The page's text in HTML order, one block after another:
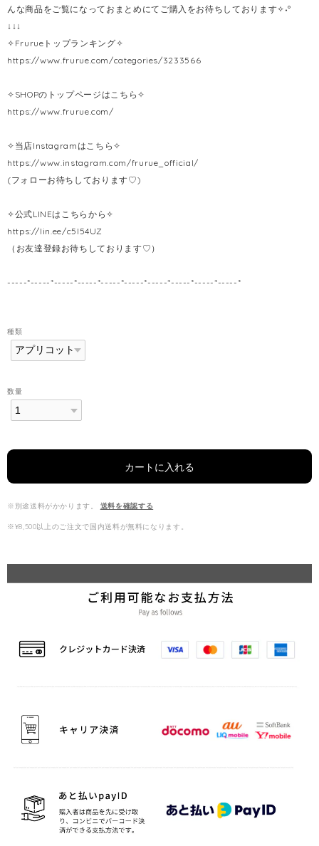
んな商品をご覧になっておまとめにてご購入をお待ちしております✧˖°
↓↓↓
✧Frurueトップランキング✧
https://www.frurue.com/categories/3233566
✧SHOPのトップページはこちら✧
https://www.frurue.com/
✧当店Instagramはこちら✧
https://www.instagram.com/frurue_official/
(フォローお待ちしております♡)
✧公式LINEはこちらから✧
https://lin.ee/c5l54UZ
（お友達登録お待ちしております♡）
-----*-----*-----*-----*-----*-----*-----*-----*-----*-----*
種類
数量
カートに入れる
※別途送料がかかります。 送料を確認する
※¥8,500以上のご注文で国内送料が無料になります。